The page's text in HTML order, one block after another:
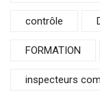
contrôle
FORMATION
inspecteurs